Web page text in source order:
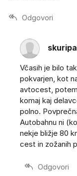
Odgovori
Včasih je bilo
pokvarjen, kot
avtocest,
komaj kaj
polno.
Autobahnu ni
nekje bližje 80
cest in zožanih
Odgovori